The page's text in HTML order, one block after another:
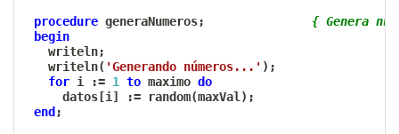
procedure generaNumeros;
{ Genera
begin
   writeln
;
   writeln
( 'Generando números...' ) ;
for i := 1 to maximo do
     datos
[i ] := random(maxVal ) ;
end ;